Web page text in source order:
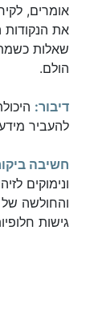
אומרים,
את
שאלות
הולם.
דיבור:
להעביר
חשיבה
ונימוקים
והחולשה של
גישות